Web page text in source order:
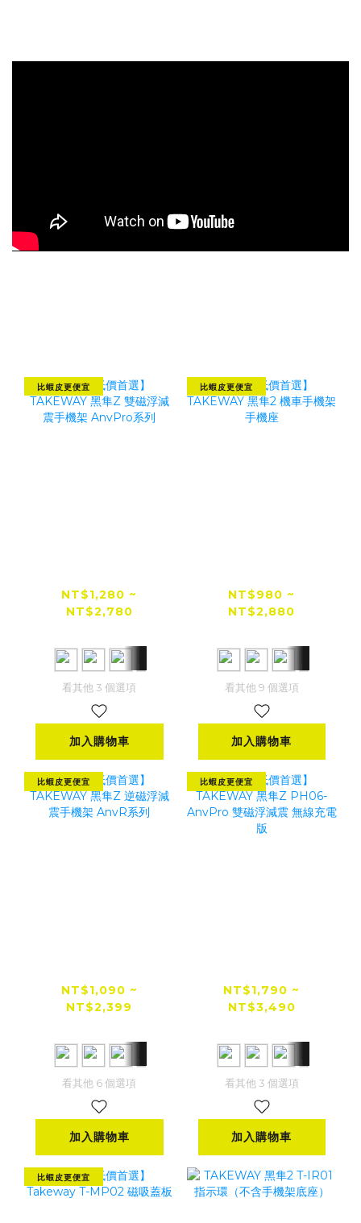
比蝦皮更便宜
雙磁浮減震手機架
AnvPro系列
NT$1,280 ~
NT$2,780
看其他 3 個選項
加入購物車
比蝦皮更便宜
機車手機架 手機座
NT$980 ~
NT$2,880
看其他 9 個選項
加入購物車
比蝦皮更便宜
逆磁浮減震手機架
AnvR系列
NT$1,090 ~
NT$2,399
看其他 6 個選項
加入購物車
比蝦皮更便宜
PH06-AnvPro 雙
磁浮減震 無線充電
NT$1,790 ~
NT$3,490
看其他 3 個選項
加入購物車
比蝦皮更便宜